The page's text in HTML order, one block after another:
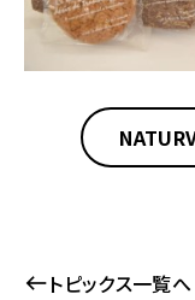
トピックス一覧へ